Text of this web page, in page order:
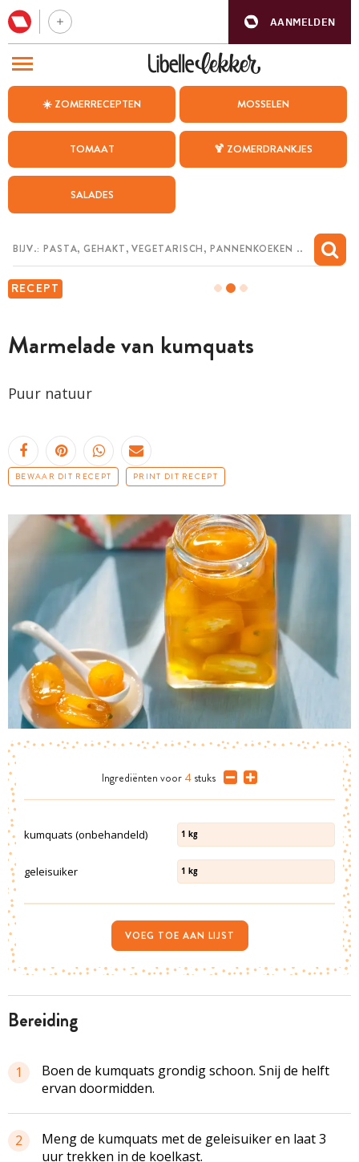
AANMELDEN
☀️ ZOMERRECEPTEN MOSSELEN
TOMAAT 🍹 ZOMERDRANKJES
SALADES
RECEPT
Marmelade van kumquats
Puur natuur
BEWAAR DIT RECEPT PRINT DIT RECEPT
bereiding
1
Boen de kumquats grondig schoon. Snij de helft
ervan doormidden.
2
Meng de kumquats met de geleisuiker en laat 3
uur trekken in de koelkast.
Ingrediënten voor 4 stuks
kumquats (onbehandeld) 1 kg
geleisuiker 1 kg
VOEG TOE AAN LIJST
BEZOEK ONZE ANDERE WEBSITES
WEEKMENU
CHAT MET MAIA
MIJN BEWAARDE RECEPTEN